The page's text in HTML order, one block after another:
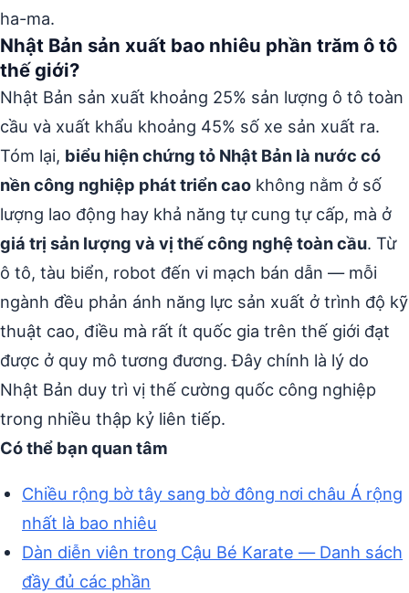
ha-ma.
Nhật Bản sản xuất bao nhiêu phần trăm ô tô
thế giới?
Nhật Bản sản xuất khoảng 25% sản lượng ô tô toàn
cầu và xuất khẩu khoảng 45% số xe sản xuất ra.
Tóm lại, biểu hiện chứng tỏ Nhật Bản là nước có
nền công nghiệp phát triển cao không nằm ở số
lượng lao động hay khả năng tự cung tự cấp, mà ở
giá trị sản lượng và vị thế công nghệ toàn cầu. Từ
ô tô, tàu biển, robot đến vi mạch bán dẫn — mỗi
ngành đều phản ánh năng lực sản xuất ở trình độ kỹ
thuật cao, điều mà rất ít quốc gia trên thế giới đạt
được ở quy mô tương đương. Đây chính là lý do
Nhật Bản duy trì vị thế cường quốc công nghiệp
trong nhiều thập kỷ liên tiếp.
Có thể bạn quan tâm
Chiều rộng bờ tây sang bờ đông nơi châu Á rộng
nhất là bao nhiêu
Dàn diễn viên trong Cậu Bé Karate — Danh sách
đầy đủ các phần